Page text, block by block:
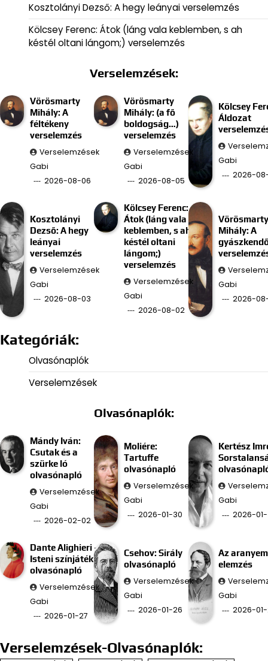
Kosztolányi Dezső: A hegy leányai verselemzés
Kölcsey Ferenc: Átok (láng vala keblemben, s ah
késtél oltani lángom;) verselemzés
Verselemzések:
Vörösmarty
Mihály: A
féltékeny
verselemzés
Verselemzések
Gabi
2026-08-06
Vörösmarty
Mihály: (a fő
boldogság…)
verselemzés
Verselemzések
Gabi
2026-08-05
Kölcsey
Áldozat
Gabi
2026-
Kosztolányi
Dezső: A hegy
leányai
verselemzés
Verselemzések
Gabi
2026-08-03
Kölcsey Ferenc:
Átok (láng vala
keblemben, s ah
késtél oltani
lángom;)
verselemzés
Verselemzések
Gabi
2026-08-02
Vörösmarty
Mihály: A
Gabi
2026-
Kategóriák:
Olvasónaplók
Verselemzések
Olvasónaplók:
Mándy Iván:
Csutak és a
szürke ló
olvasónapló
Verselemzések
Gabi
2026-02-02
Moliére:
Tartuffe
olvasónapló
Verselemzések
Gabi
2026-01-30
Kertész
Gabi
2026-
Dante Alighieri –
Isteni színjáték
olvasónapló
Verselemzések
Gabi
2026-01-27
Csehov: Sirály
olvasónapló
Verselemzések
Gabi
2026-01-26
Az
elemzés
Gabi
2026-
Verselemzések-Olvasónaplók: